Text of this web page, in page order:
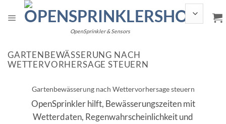
content
OpenSprinkler & Sensors
GARTENBEWÄSSERUNG NACH
WETTERVORHERSAGE STEUERN
Gartenbewässerung nach Wettervorhersage steuern
OpenSprinkler hilft, Bewässerungszeiten mit
Wetterdaten, Regenwahrscheinlichkeit und